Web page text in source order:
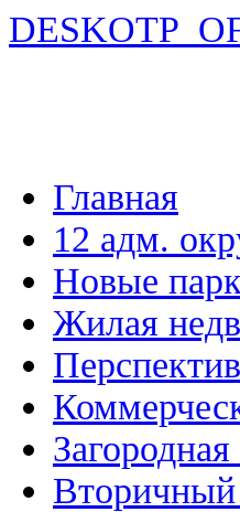
Главная
12 адм.
Новые
Жилая